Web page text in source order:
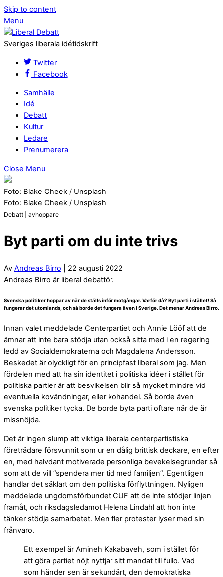
Skip to content
Menu
Sveriges liberala idétidskrift
Twitter
Facebook
Samhälle
Idé
Debatt
Kultur
Ledare
Prenumerera
Close Menu
Foto: Blake Cheek / Unsplash
Foto: Blake Cheek / Unsplash
Debatt | avhoppare
Byt parti om du inte trivs
Av Andreas Birro | 22 augusti 2022
Andreas Birro är liberal debattör.
Svenska politiker hoppar av när de ställs inför motgångar. Varför då? Byt parti i stället! Så
fungerar det utomlands, och så borde det fungera även i Sverige. Det menar Andreas Birro.
Innan valet meddelade Centerpartiet och Annie Lööf att de
ämnar att inte bara stödja utan också sitta med i en regering
ledd av Socialdemokraterna och Magdalena Andersson.
Beskedet är olyckligt för en principfast liberal som jag. Men
fördelen med att ha sin identitet i politiska idéer i stället för
politiska partier är att besvikelsen blir så mycket mindre vid
eventuella kovändningar, eller kohandel. Så borde även
svenska politiker tycka. De borde byta parti oftare när de är
missnöjda.
Det är ingen slump att viktiga liberala centerpartistiska
företrädare försvunnit som ur en dålig brittisk deckare, en efter
en, med halvdant motiverade personliga bevekelsegrunder så
som att de vill ”spendera mer tid med familjen”. Egentligen
handlar det såklart om den politiska förflyttningen. Nyligen
meddelade ungdomsförbundet CUF att de inte stödjer linjen
framåt, och riksdagsledamot Helena Lindahl att hon inte
tänker stödja samarbetet. Men fler protester lyser med sin
frånvaro.
Ett exempel är Amineh Kakabaveh, som i stället för
att göra partiet nöjt nyttjar sitt mandat till fullo. Vad
som händer sen är sekundärt, den demokratiska